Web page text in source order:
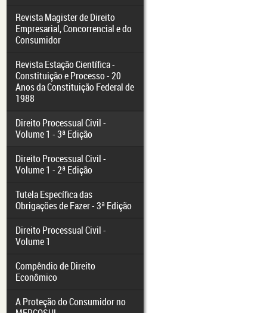
Revista Magister de Direito
Empresarial, Concorrencial e do
Consumidor
Revista Estação Científica -
Constituição e Processo - 20
Anos da Constituição Federal de
1988
Direito Processual Civil -
Volume 1 - 3ª Edição
Direito Processual Civil -
Volume 1 - 2ª Edição
Tutela Específica das
Obrigações de Fazer - 3ª Edição
Direito Processual Civil -
Volume 1
Compêndio de Direito
Econômico
A Proteção do Consumidor no